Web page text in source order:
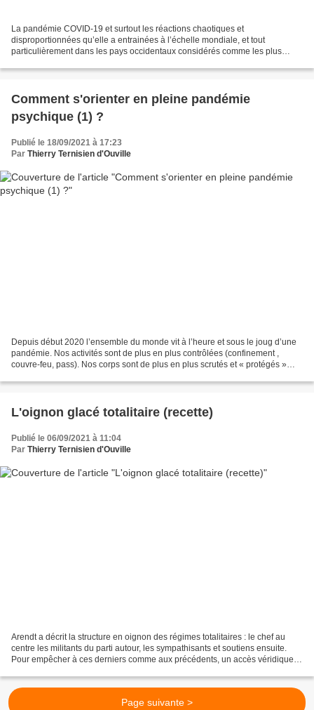
La pandémie COVID-19 et surtout les réactions chaotiques et
disproportionnées qu’elle a entrainées à l’échelle mondiale, et tout
particulièrement dans les pays occidentaux considérés comme les plus
Comment s'orienter en pleine pandémie
psychique (1) ?
Publié le 18/09/2021 à 17:23
Par Thierry Ternisien d'Ouville
Depuis début 2020 l’ensemble du monde vit à l’heure et sous le joug d’une
pandémie. Nos activités sont de plus en plus contrôlées (confinement ,
couvre-feu, pass). Nos corps sont de plus en plus scrutés et « protégés »
L'oignon glacé totalitaire (recette)
Publié le 06/09/2021 à 11:04
Par Thierry Ternisien d'Ouville
Arendt a décrit la structure en oignon des régimes totalitaires : le chef au
centre les militants du parti autour, les sympathisants et soutiens ensuite.
Pour empêcher à ces derniers comme aux précédents, un accès véridique
Page suivante >